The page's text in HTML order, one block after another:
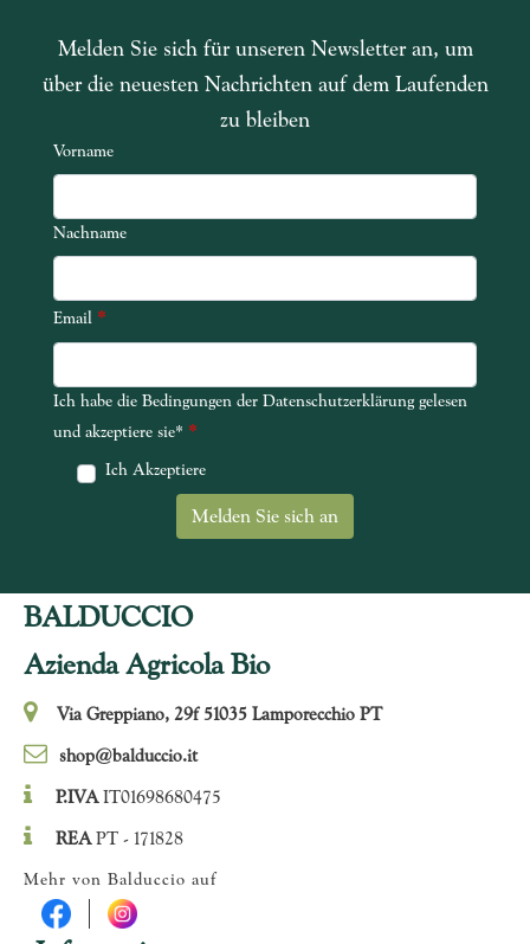
Melden Sie sich für unseren Newsletter an, um
über die neuesten Nachrichten auf dem Laufenden
zu bleiben
Vorname
Nachname
Email *
Ich habe die Bedingungen der Datenschutzerklärung gelesen und
Ich habe die Bedingungen der Datenschutzerklärung gelesen
und akzeptiere sie* *
Ich Akzeptiere
BALDUCCIO
Azienda Agricola Bio
Via Greppiano, 29f 51035 Lamporecchio PT
shop@balduccio.it
P.IVAIT01698680475
REAPT - 171828
Mehr von Balduccio auf